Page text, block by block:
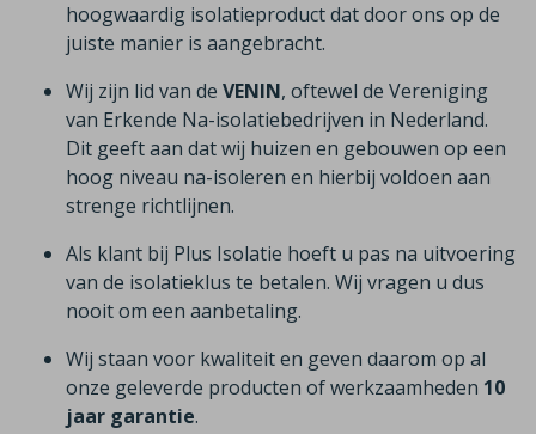
hoogwaardig isolatieproduct dat door ons op de
juiste manier is aangebracht.
Wij zijn lid van de VENIN, oftewel de Vereniging
van Erkende Na-isolatiebedrijven in Nederland.
Dit geeft aan dat wij huizen en gebouwen op een
hoog niveau na-isoleren en hierbij voldoen aan
strenge richtlijnen.
Als klant bij Plus Isolatie hoeft u pas na uitvoering
van de isolatieklus te betalen. Wij vragen u dus
nooit om een aanbetaling.
Wij staan voor kwaliteit en geven daarom op al
onze geleverde producten of werkzaamheden 10
jaar garantie.